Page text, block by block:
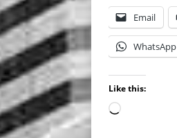
Email
WhatsApp
Like this: